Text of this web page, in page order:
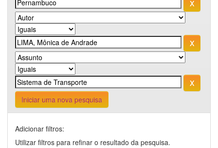
Iniciar uma nova pesquisa
Adicionar filtros:
Utilizar filtros para refinar o resultado da pesquisa.